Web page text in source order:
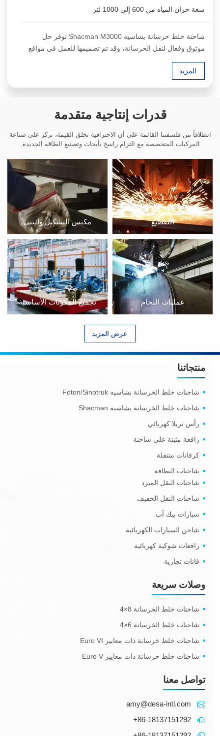
سعة خزان المياه من 600 إلى 1000 لتر
شاحنة خلط خرسانة بشاسيه Shacman M3000 توفر حل
موثوق وفعال لنقل الخرسانة، وقد تم تصميمها للعمل في مواقع
متوسطة.
المزيد
قدرات إنتاجية متقدمة
انطلاقاً من فلسفتنا القائمة على أن الاحترافية تخلق القيمة، نركز على صناعة
المركبات المتخصصة مع التزام راسخ بأبحاث وتصنيع الطاقة الجديدة.
التقطيع مكبس التشكيل والثني
عمليات اللحام تجميع المكونات الأساسية
عرض المزيد
منتجاتنا
شاحنات خلط الخرسانة بشاسيه Foton/Sinotruk
شاحنات خلط الخرسانة بشاسيه Shacman
رأس تريلا كهربائي
رافعة مثبتة على شاحنة
كرفانات متنقلة
شاحنات النظافة
شاحنات النقل المبرد
شاحنات النقل الخفيف
سيارات بيك آب
شاحن السيارات الكهربائية
رافعات شوكية كهربائية
فانات تجارية
وصلات سريعة
شاحنات خلط الخرسانة 8×4
شاحنات خلط الخرسانة 6×4
شاحنات خلط خرسانة ذات معايير Euro VI
شاحنات خلط خرسانة ذات معايير Euro V
تواصل معنا
amy@desa-intl.com
+86-18137151292